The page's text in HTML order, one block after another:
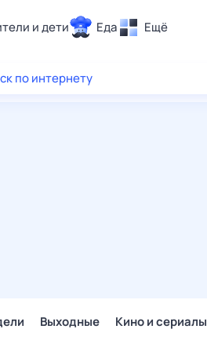
и дети Еда Ещё
Здоровье
по интернету
Выходные Кино и сериалы